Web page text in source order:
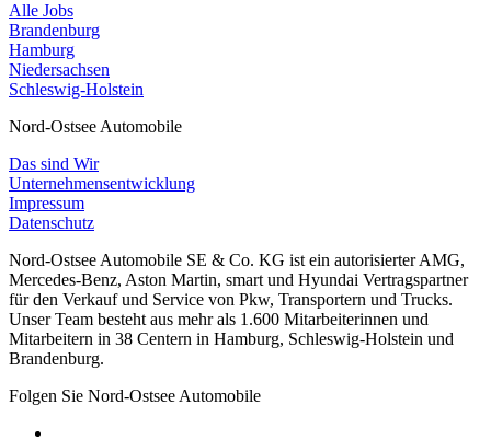
Alle Jobs
Brandenburg
Hamburg
Niedersachsen
Schleswig-Holstein
Nord-Ostsee Automobile
Das sind Wir
Unternehmensentwicklung
Impressum
Datenschutz
Nord-Ostsee Automobile SE & Co. KG ist ein autorisierter AMG,
Mercedes-Benz, Aston Martin, smart und Hyundai Vertragspartner
für den Verkauf und Service von Pkw, Transportern und Trucks.
Unser Team besteht aus mehr als 1.600 Mitarbeiterinnen und
Mitarbeitern in 38 Centern in Hamburg, Schleswig-Holstein und
Brandenburg.
Folgen Sie Nord-Ostsee Automobile